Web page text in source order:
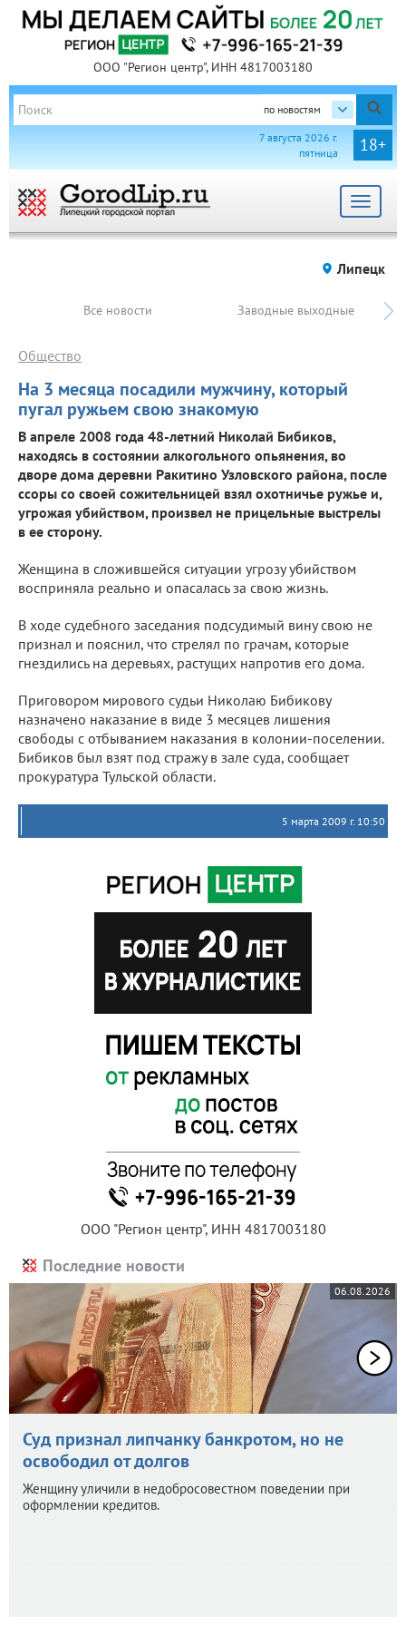
ООО "Регион центр", ИНН 4817003180
по новостям
18+
7 августа 2026 г.
пятница
Toggle
Липецк
Все новости Заводные выходные
На 3 месяца посадили мужчину, который
пугал ружьем свою знакомую
Общество
В апреле 2008 года 48-летний Николай Бибиков,
находясь в состоянии алкогольного опьянения, во
дворе дома деревни Ракитино Узловского района, после
ссоры со своей сожительницей взял охотничье ружье и,
угрожая убийством, произвел не прицельные выстрелы
в ее сторону.
Женщина в сложившейся ситуации угрозу убийством
восприняла реально и опасалась за свою жизнь.
В ходе судебного заседания подсудимый вину свою не
признал и пояснил, что стрелял по грачам, которые
гнездились на деревьях, растущих напротив его дома.
Приговором мирового судьи Николаю Бибикову
назначено наказание в виде 3 месяцев лишения
свободы с отбыванием наказания в колонии-поселении.
Бибиков был взят под стражу в зале суда, сообщает
прокуратура Тульской области.
5 марта 2009 г. 10:50
ООО "Регион центр", ИНН 4817003180
Последние новости
06.08.2026
Суд признал липчанку банкротом, но не
освободил от долгов
Женщину уличили в недобросовестном поведении при
оформлении кредитов.